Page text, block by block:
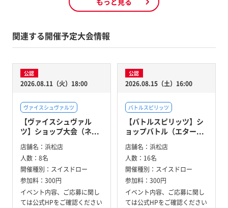
関連する開催予定大会情報
公認
2026.08.11（火）18:00
ヴァイスシュヴァルツ
【ヴァイスシュヴァル
ツ】ショップ大会（ネ...
店舗名： 浜松店
人数： 8名
開催種別： スイスドロー
参加料： 300円
イベント内容、ご応募に関し
ては公式HPをご確認ください
公認
2026.08.15（土）16:00
バトルスピリッツ
【バトルスピリッツ】シ
ョップバトル（エター...
店舗名： 浜松店
人数： 16名
開催種別： スイスドロー
参加料： 300円
イベント内容、ご応募に関し
ては公式HPをご確認ください